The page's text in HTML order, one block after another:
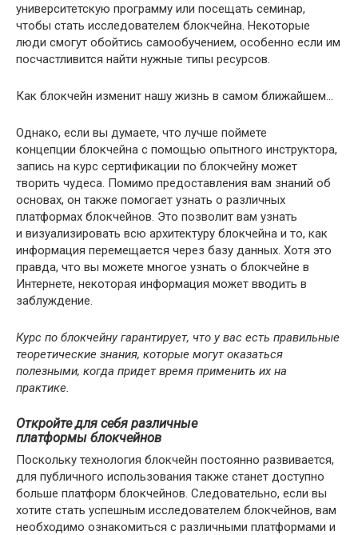
университетскую программу или посещать семинар,
чтобы стать исследователем блокчейна. Некоторые
люди смогут обойтись самообучением, особенно если им
посчастливится найти нужные типы ресурсов.
Как блокчейн изменит нашу жизнь в самом ближайшем…
Однако, если вы думаете, что лучше поймете
концепции блокчейна с помощью опытного инструктора,
запись на курс сертификации по блокчейну может
творить чудеса. Помимо предоставления вам знаний об
основах, он также помогает узнать о различных
платформах блокчейнов. Это позволит вам узнать
и визуализировать всю архитектуру блокчейна и то, как
информация перемещается через базу данных. Хотя это
правда, что вы можете многое узнать о блокчейне в
Интернете, некоторая информация может вводить в
заблуждение.
Курс по блокчейну гарантирует, что у вас есть правильные
теоретические знания, которые могут оказаться
полезными, когда придет время применить их на
практике.
Откройте для себя различные
платформы блокчейнов
Поскольку технология блокчейн постоянно развивается,
для публичного использования также станет доступно
больше платформ блокчейнов. Следовательно, если вы
хотите стать успешным исследователем блокчейнов, вам
необходимо ознакомиться с различными платформами и